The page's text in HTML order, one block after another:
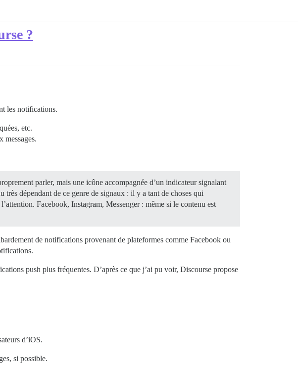
?
les notifications.
etc.
messages.
parler, mais une icône accompagnée d’un indicateur signalant
dépendant de ce genre de signaux : il y a tant de choses qui
Facebook, Instagram, Messenger : même si le contenu est
de notifications provenant de plateformes comme Facebook ou
push plus fréquentes. D’après ce que j’ai pu voir, Discourse propose
d’iOS.
si possible.